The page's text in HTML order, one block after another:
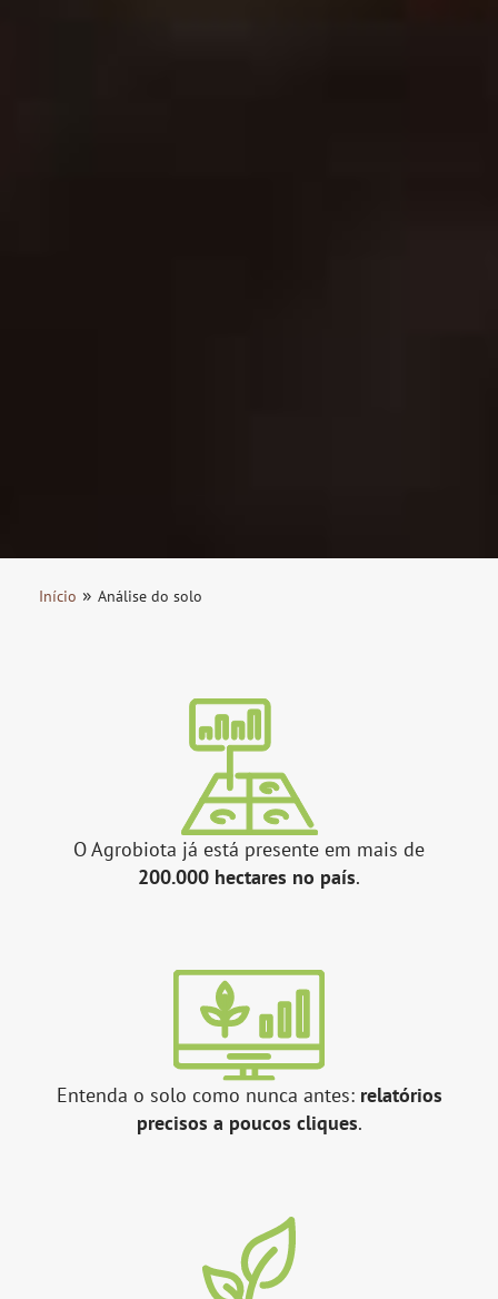
Início » Análise do solo
O Agrobiota já está presente em mais de
200.000 hectares no país.
Entenda o solo como nunca antes: relatórios
precisos a poucos cliques.